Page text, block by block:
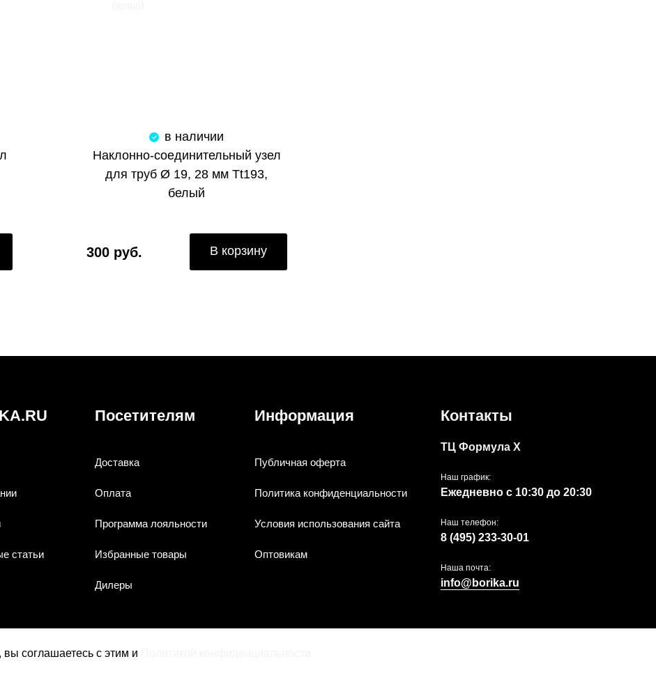
в наличии
Наклонно-соединительный узел
для труб Ø 19, 28 мм Tt193,
белый
300 руб. В корзину
статьи
Посетителям
Доставка
Оплата
Программа лояльности
Избранные товары
Дилеры
Информация
Публичная оферта
Политика конфиденциальности
Условия использования сайта
Оптовикам
Контакты
ТЦ Формула Х
Наш график:
Ежедневно с 10:30 до 20:30
Наш телефон:
8 (495) 233-30-01
Наша почта:
info@borika.ru
вы соглашаетесь с этим и